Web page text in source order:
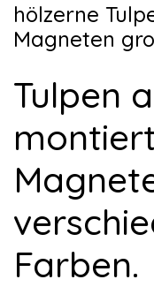
hölzerne
Magneten
Tulpen
Farben.